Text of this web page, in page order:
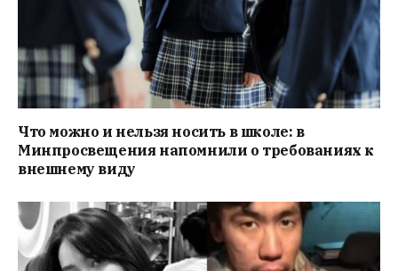
Что можно и нельзя носить в школе: в
Минпросвещения напомнили о требованиях к
внешнему виду